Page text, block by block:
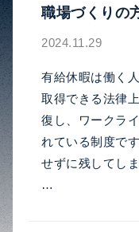
職場づくりの
2024.11.29
有給休暇は働く
取得できる法律
復し、ワークラ
れている制度で
せずに残してし
…